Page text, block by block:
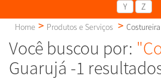
Y
Z
Home
Produtos e Serviços Costureira
Você buscou por:
Guarujá -1